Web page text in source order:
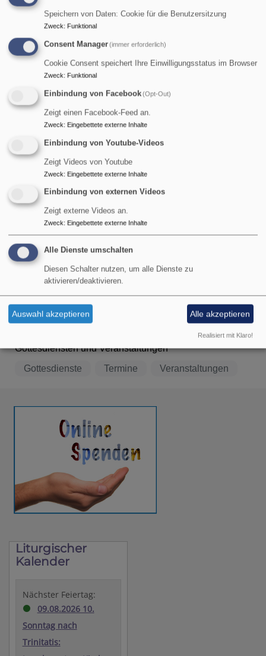
Gottesdienste
Termine und
Veranstaltungen
Gottesdiensten und Veranstaltungen
Gottesdienste
Termine Veranstaltungen
Liturgischer
Kalender
Nächster Feiertag:
09.08.2026 10.
Sonntag nach
Trinitatis:
Speichern von Daten: Cookie für die Benutzersitzung
Zweck: Funktional
Consent Manager(immer erforderlich)
Cookie Consent speichert Ihre Einwilligungsstatus im Browser
Zweck: Funktional
Einbindung von Facebook(Opt-Out)
Zeigt einen Facebook-Feed an.
Zweck: Eingebettete externe Inhalte
Einbindung von Youtube-Videos
Zeigt Videos von Youtube
Zweck: Eingebettete externe Inhalte
Einbindung von externen Videos
Zeigt externe Videos an.
Zweck: Eingebettete externe Inhalte
Alle Dienste umschalten
Diesen Schalter nutzen, um alle Dienste zu
aktivieren/deaktivieren.
Auswahl akzeptieren Alle akzeptieren
Realisiert mit Klaro!